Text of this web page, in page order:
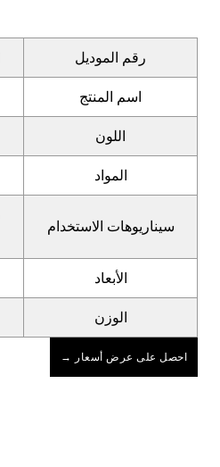
رقم الموديل
اسم المنتج
اللون
المواد
سيناريوهات الاستخدام
الأبعاد
الوزن
احصل على عرض أسعار →